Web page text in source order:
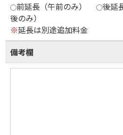
前延長（午前のみ）
後延
後のみ）
※延長は別途追加料金
備考欄